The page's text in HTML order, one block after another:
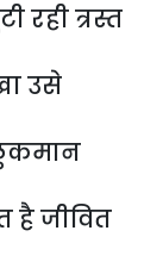
रही त्रस्त
उसे
लुकमान
है जीवित